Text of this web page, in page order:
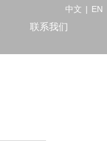
联系我们
中文 | EN